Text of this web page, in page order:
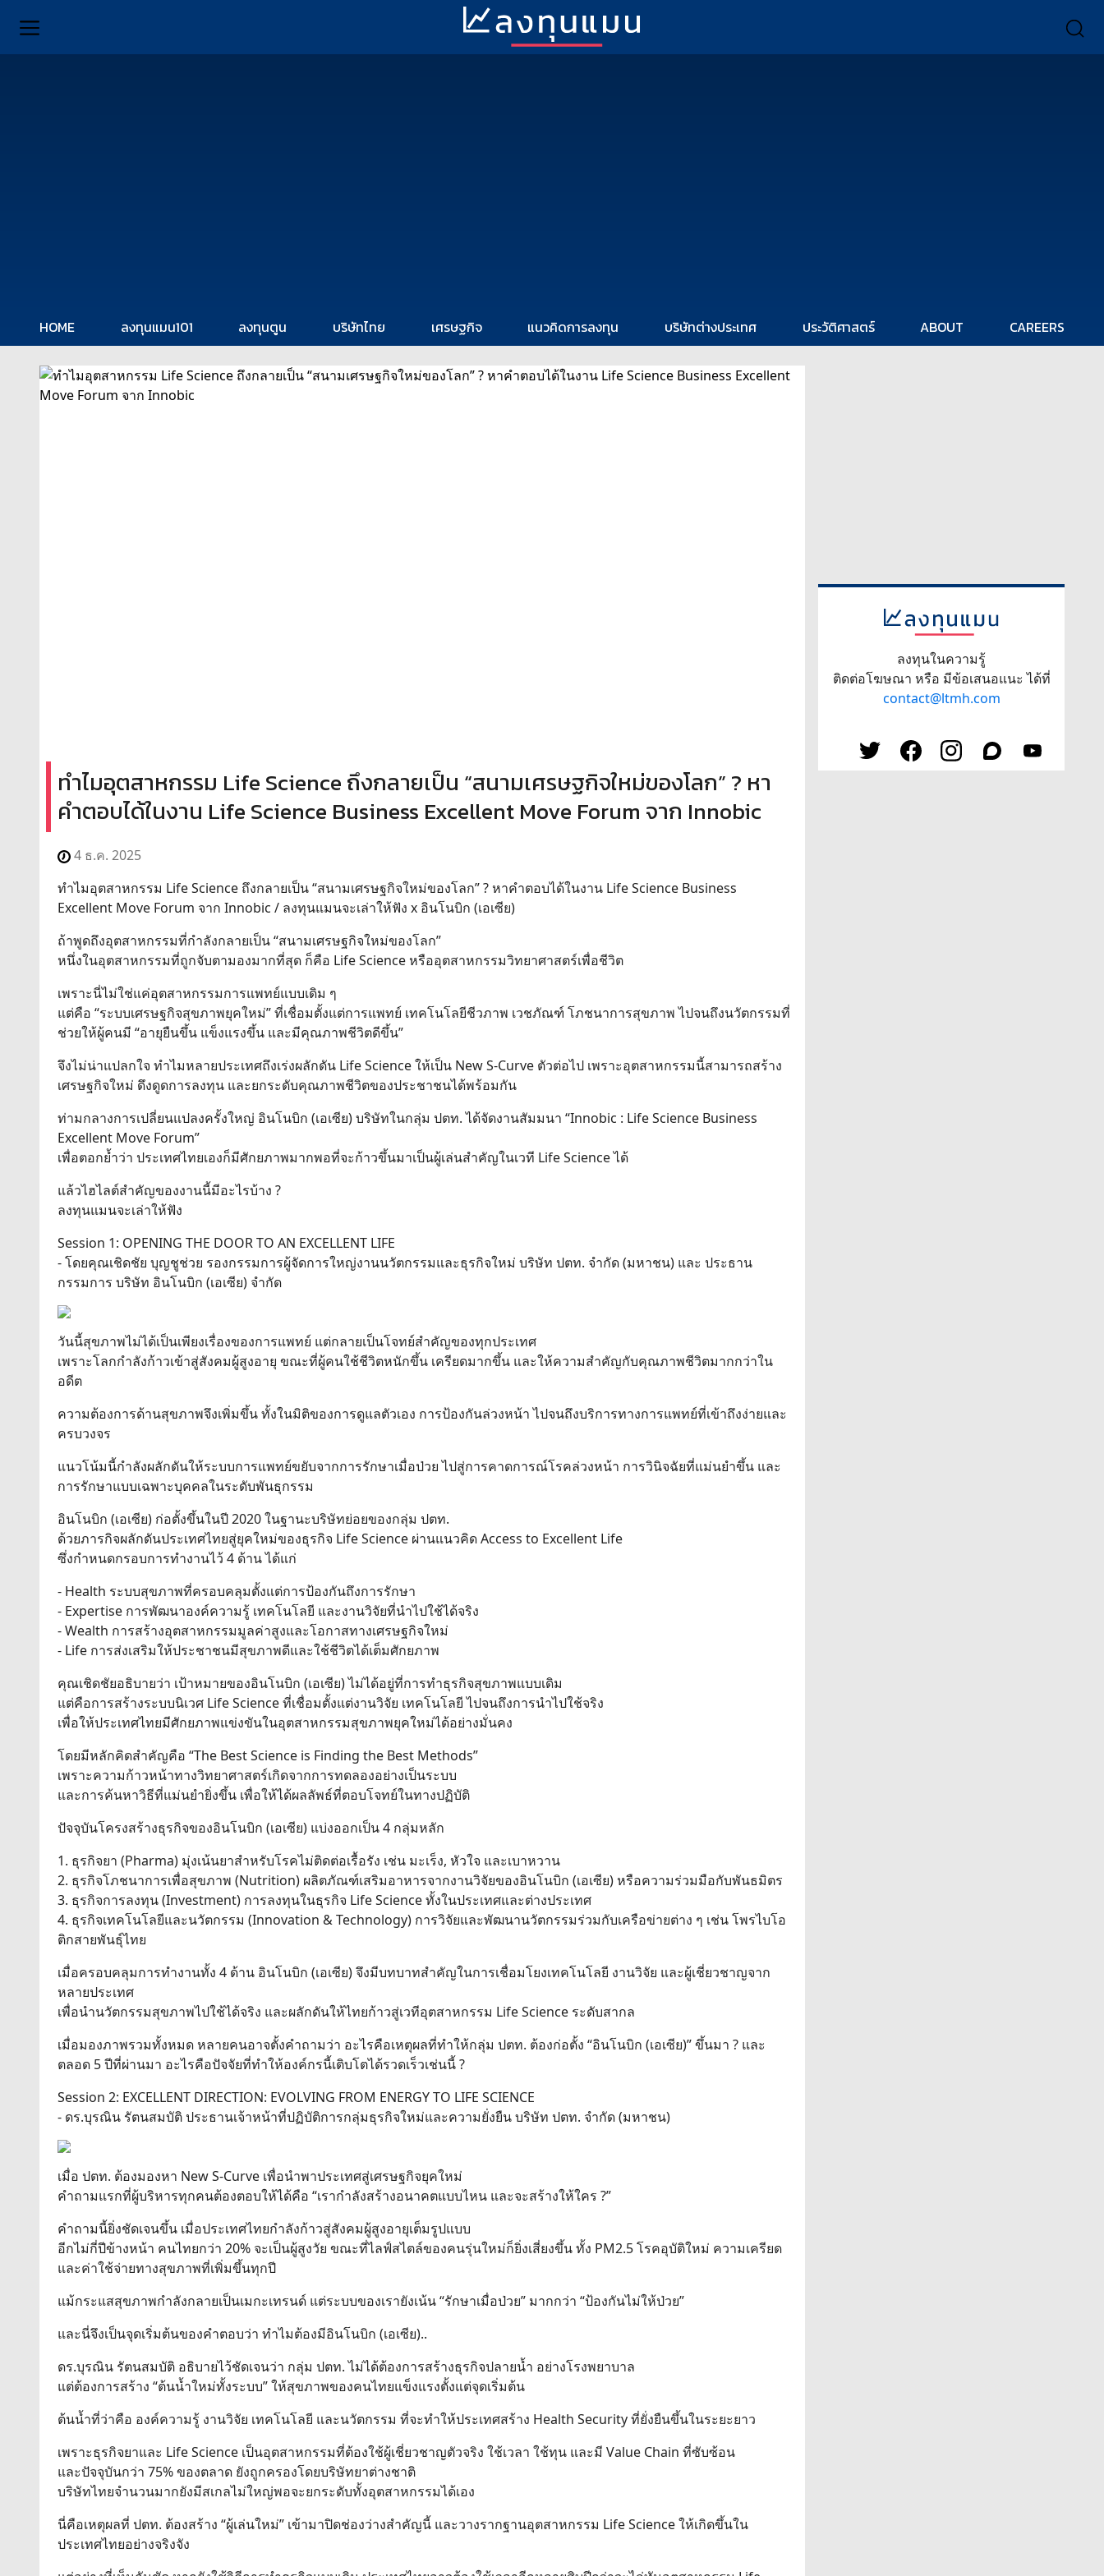
HOME ลงทุนแมน101 ลงทุนตูน บริษัทไทย เศรษฐกิจ แนวคิดการลงทุน บริษัทต่างประเทศ ประวัติศาสตร์ ABOUT CAREERS
ทำไมอุตสาหกรรม Life Science ถึงกลายเป็น “สนามเศรษฐกิจใหม่ของโลก” ? หา
คำตอบได้ในงาน Life Science Business Excellent Move Forum จาก Innobic
4 ธ.ค. 2025
ทำไมอุตสาหกรรม Life Science ถึงกลายเป็น “สนามเศรษฐกิจใหม่ของโลก” ? หาคำตอบได้ในงาน Life Science Business
Excellent Move Forum จาก Innobic / ลงทุนแมนจะเล่าให้ฟัง x อินโนบิก (เอเซีย)
ถ้าพูดถึงอุตสาหกรรมที่กำลังกลายเป็น “สนามเศรษฐกิจใหม่ของโลก”
หนึ่งในอุตสาหกรรมที่ถูกจับตามองมากที่สุด ก็คือ Life Science หรืออุตสาหกรรมวิทยาศาสตร์เพื่อชีวิต
เพราะนี่ไม่ใช่แค่อุตสาหกรรมการแพทย์แบบเดิม ๆ
แต่คือ “ระบบเศรษฐกิจสุขภาพยุคใหม่” ที่เชื่อมตั้งแต่การแพทย์ เทคโนโลยีชีวภาพ เวชภัณฑ์ โภชนาการสุขภาพ ไปจนถึงนวัตกรรมที่
ช่วยให้ผู้คนมี “อายุยืนขึ้น แข็งแรงขึ้น และมีคุณภาพชีวิตดีขึ้น”
จึงไม่น่าแปลกใจ ทำไมหลายประเทศถึงเร่งผลักดัน Life Science ให้เป็น New S-Curve ตัวต่อไป เพราะอุตสาหกรรมนี้สามารถสร้าง
เศรษฐกิจใหม่ ดึงดูดการลงทุน และยกระดับคุณภาพชีวิตของประชาชนได้พร้อมกัน
ท่ามกลางการเปลี่ยนแปลงครั้งใหญ่ อินโนบิก (เอเซีย) บริษัทในกลุ่ม ปตท. ได้จัดงานสัมมนา “Innobic : Life Science Business
Excellent Move Forum”
เพื่อตอกย้ำว่า ประเทศไทยเองก็มีศักยภาพมากพอที่จะก้าวขึ้นมาเป็นผู้เล่นสำคัญในเวที Life Science ได้
แล้วไฮไลต์สำคัญของงานนี้มีอะไรบ้าง ?
ลงทุนแมนจะเล่าให้ฟัง
Session 1: OPENING THE DOOR TO AN EXCELLENT LIFE
- โดยคุณเชิดชัย บุญชูช่วย รองกรรมการผู้จัดการใหญ่งานนวัตกรรมและธุรกิจใหม่ บริษัท ปตท. จำกัด (มหาชน) และ ประธาน
กรรมการ บริษัท อินโนบิก (เอเซีย) จำกัด
วันนี้สุขภาพไม่ได้เป็นเพียงเรื่องของการแพทย์ แต่กลายเป็นโจทย์สำคัญของทุกประเทศ
เพราะโลกกำลังก้าวเข้าสู่สังคมผู้สูงอายุ ขณะที่ผู้คนใช้ชีวิตหนักขึ้น เครียดมากขึ้น และให้ความสำคัญกับคุณภาพชีวิตมากกว่าใน
อดีต
ความต้องการด้านสุขภาพจึงเพิ่มขึ้น ทั้งในมิติของการดูแลตัวเอง การป้องกันล่วงหน้า ไปจนถึงบริการทางการแพทย์ที่เข้าถึงง่ายและ
ครบวงจร
แนวโน้มนี้กำลังผลักดันให้ระบบการแพทย์ขยับจากการรักษาเมื่อป่วย ไปสู่การคาดการณ์โรคล่วงหน้า การวินิจฉัยที่แม่นยำขึ้น และ
การรักษาแบบเฉพาะบุคคลในระดับพันธุกรรม
อินโนบิก (เอเซีย) ก่อตั้งขึ้นในปี 2020 ในฐานะบริษัทย่อยของกลุ่ม ปตท.
ด้วยภารกิจผลักดันประเทศไทยสู่ยุคใหม่ของธุรกิจ Life Science ผ่านแนวคิด Access to Excellent Life
ซึ่งกำหนดกรอบการทำงานไว้ 4 ด้าน ได้แก่
- Health ระบบสุขภาพที่ครอบคลุมตั้งแต่การป้องกันถึงการรักษา
- Expertise การพัฒนาองค์ความรู้ เทคโนโลยี และงานวิจัยที่นำไปใช้ได้จริง
- Wealth การสร้างอุตสาหกรรมมูลค่าสูงและโอกาสทางเศรษฐกิจใหม่
- Life การส่งเสริมให้ประชาชนมีสุขภาพดีและใช้ชีวิตได้เต็มศักยภาพ
คุณเชิดชัยอธิบายว่า เป้าหมายของอินโนบิก (เอเซีย) ไม่ได้อยู่ที่การทำธุรกิจสุขภาพแบบเดิม
แต่คือการสร้างระบบนิเวศ Life Science ที่เชื่อมตั้งแต่งานวิจัย เทคโนโลยี ไปจนถึงการนำไปใช้จริง
เพื่อให้ประเทศไทยมีศักยภาพแข่งขันในอุตสาหกรรมสุขภาพยุคใหม่ได้อย่างมั่นคง
โดยมีหลักคิดสำคัญคือ “The Best Science is Finding the Best Methods”
เพราะความก้าวหน้าทางวิทยาศาสตร์เกิดจากการทดลองอย่างเป็นระบบ
และการค้นหาวิธีที่แม่นยำยิ่งขึ้น เพื่อให้ได้ผลลัพธ์ที่ตอบโจทย์ในทางปฏิบัติ
ปัจจุบันโครงสร้างธุรกิจของอินโนบิก (เอเซีย) แบ่งออกเป็น 4 กลุ่มหลัก
1. ธุรกิจยา (Pharma) มุ่งเน้นยาสำหรับโรคไม่ติดต่อเรื้อรัง เช่น มะเร็ง, หัวใจ และเบาหวาน
2. ธุรกิจโภชนาการเพื่อสุขภาพ (Nutrition) ผลิตภัณฑ์เสริมอาหารจากงานวิจัยของอินโนบิก (เอเซีย) หรือความร่วมมือกับพันธมิตร
3. ธุรกิจการลงทุน (Investment) การลงทุนในธุรกิจ Life Science ทั้งในประเทศและต่างประเทศ
4. ธุรกิจเทคโนโลยีและนวัตกรรม (Innovation & Technology) การวิจัยและพัฒนานวัตกรรมร่วมกับเครือข่ายต่าง ๆ เช่น โพรไบโอ
ติกสายพันธุ์ไทย
เมื่อครอบคลุมการทำงานทั้ง 4 ด้าน อินโนบิก (เอเซีย) จึงมีบทบาทสำคัญในการเชื่อมโยงเทคโนโลยี งานวิจัย และผู้เชี่ยวชาญจาก
หลายประเทศ
เพื่อนำนวัตกรรมสุขภาพไปใช้ได้จริง และผลักดันให้ไทยก้าวสู่เวทีอุตสาหกรรม Life Science ระดับสากล
เมื่อมองภาพรวมทั้งหมด หลายคนอาจตั้งคำถามว่า อะไรคือเหตุผลที่ทำให้กลุ่ม ปตท. ต้องก่อตั้ง “อินโนบิก (เอเซีย)” ขึ้นมา ? และ
ตลอด 5 ปีที่ผ่านมา อะไรคือปัจจัยที่ทำให้องค์กรนี้เติบโตได้รวดเร็วเช่นนี้ ?
Session 2: EXCELLENT DIRECTION: EVOLVING FROM ENERGY TO LIFE SCIENCE
- ดร.บุรณิน รัตนสมบัติ ประธานเจ้าหน้าที่ปฏิบัติการกลุ่มธุรกิจใหม่และความยั่งยืน บริษัท ปตท. จำกัด (มหาชน)
เมื่อ ปตท. ต้องมองหา New S-Curve เพื่อนำพาประเทศสู่เศรษฐกิจยุคใหม่
คำถามแรกที่ผู้บริหารทุกคนต้องตอบให้ได้คือ “เรากำลังสร้างอนาคตแบบไหน และจะสร้างให้ใคร ?”
คำถามนี้ยิ่งชัดเจนขึ้น เมื่อประเทศไทยกำลังก้าวสู่สังคมผู้สูงอายุเต็มรูปแบบ
อีกไม่กี่ปีข้างหน้า คนไทยกว่า 20% จะเป็นผู้สูงวัย ขณะที่ไลฟ์สไตล์ของคนรุ่นใหม่ก็ยิ่งเสี่ยงขึ้น ทั้ง PM2.5 โรคอุบัติใหม่ ความเครียด
และค่าใช้จ่ายทางสุขภาพที่เพิ่มขึ้นทุกปี
แม้กระแสสุขภาพกำลังกลายเป็นเมกะเทรนด์ แต่ระบบของเรายังเน้น “รักษาเมื่อป่วย” มากกว่า “ป้องกันไม่ให้ป่วย”
และนี่จึงเป็นจุดเริ่มต้นของคำตอบว่า ทำไมต้องมีอินโนบิก (เอเซีย)..
ดร.บุรณิน รัตนสมบัติ อธิบายไว้ชัดเจนว่า กลุ่ม ปตท. ไม่ได้ต้องการสร้างธุรกิจปลายน้ำ อย่างโรงพยาบาล
แต่ต้องการสร้าง “ต้นน้ำใหม่ทั้งระบบ” ให้สุขภาพของคนไทยแข็งแรงตั้งแต่จุดเริ่มต้น
ต้นน้ำที่ว่าคือ องค์ความรู้ งานวิจัย เทคโนโลยี และนวัตกรรม ที่จะทำให้ประเทศสร้าง Health Security ที่ยั่งยืนขึ้นในระยะยาว
เพราะธุรกิจยาและ Life Science เป็นอุตสาหกรรมที่ต้องใช้ผู้เชี่ยวชาญตัวจริง ใช้เวลา ใช้ทุน และมี Value Chain ที่ซับซ้อน
และปัจจุบันกว่า 75% ของตลาด ยังถูกครองโดยบริษัทยาต่างชาติ
บริษัทไทยจำนวนมากยังมีสเกลไม่ใหญ่พอจะยกระดับทั้งอุตสาหกรรมได้เอง
นี่คือเหตุผลที่ ปตท. ต้องสร้าง “ผู้เล่นใหม่” เข้ามาปิดช่องว่างสำคัญนี้ และวางรากฐานอุตสาหกรรม Life Science ให้เกิดขึ้นใน
ประเทศไทยอย่างจริงจัง
ลงทุนในความรู้
ติดต่อโฆษณา หรือ มีข้อเสนอแนะ ได้ที่
contact@ltmh.com